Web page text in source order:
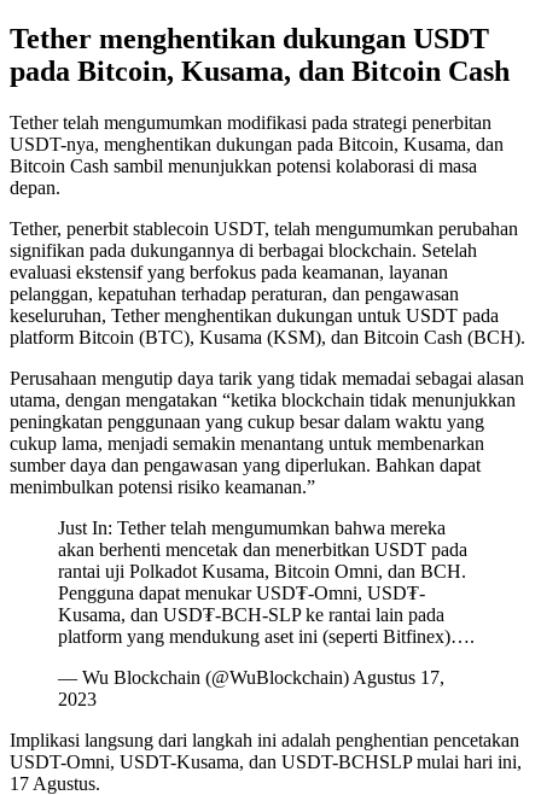
Tether menghentikan dukungan USDT
pada Bitcoin, Kusama, dan Bitcoin Cash
Tether telah mengumumkan modifikasi pada strategi penerbitan
USDT-nya, menghentikan dukungan pada Bitcoin, Kusama, dan
Bitcoin Cash sambil menunjukkan potensi kolaborasi di masa
depan.
Tether, penerbit stablecoin USDT, telah mengumumkan perubahan
signifikan pada dukungannya di berbagai blockchain. Setelah
evaluasi ekstensif yang berfokus pada keamanan, layanan
pelanggan, kepatuhan terhadap peraturan, dan pengawasan
keseluruhan, Tether menghentikan dukungan untuk USDT pada
platform Bitcoin (BTC), Kusama (KSM), dan Bitcoin Cash (BCH).
Perusahaan mengutip daya tarik yang tidak memadai sebagai alasan
utama, dengan mengatakan “ketika blockchain tidak menunjukkan
peningkatan penggunaan yang cukup besar dalam waktu yang
cukup lama, menjadi semakin menantang untuk membenarkan
sumber daya dan pengawasan yang diperlukan. Bahkan dapat
menimbulkan potensi risiko keamanan.”
Just In: Tether telah mengumumkan bahwa mereka
akan berhenti mencetak dan menerbitkan USDT pada
rantai uji Polkadot Kusama, Bitcoin Omni, dan BCH.
Pengguna dapat menukar USD₮-Omni, USD₮-
Kusama, dan USD₮-BCH-SLP ke rantai lain pada
platform yang mendukung aset ini (seperti Bitfinex)….
— Wu Blockchain (@WuBlockchain) Agustus 17,
2023
Implikasi langsung dari langkah ini adalah penghentian pencetakan
USDT-Omni, USDT-Kusama, dan USDT-BCHSLP mulai hari ini,
17 Agustus.